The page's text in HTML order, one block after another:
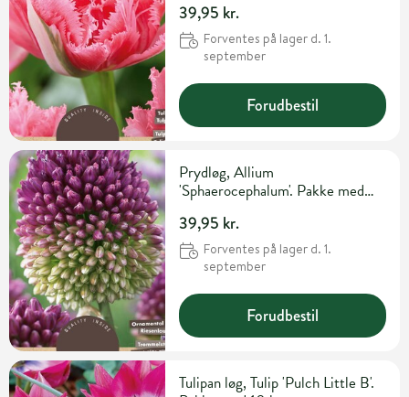
39,95 kr.
Forventes på lager d. 1.
september
Forudbestil
Prydløg, Allium
'Sphaerocephalum'. Pakke med
39,95 kr.
Forventes på lager d. 1.
september
Forudbestil
Tulipan løg, Tulip 'Pulch Little B'.